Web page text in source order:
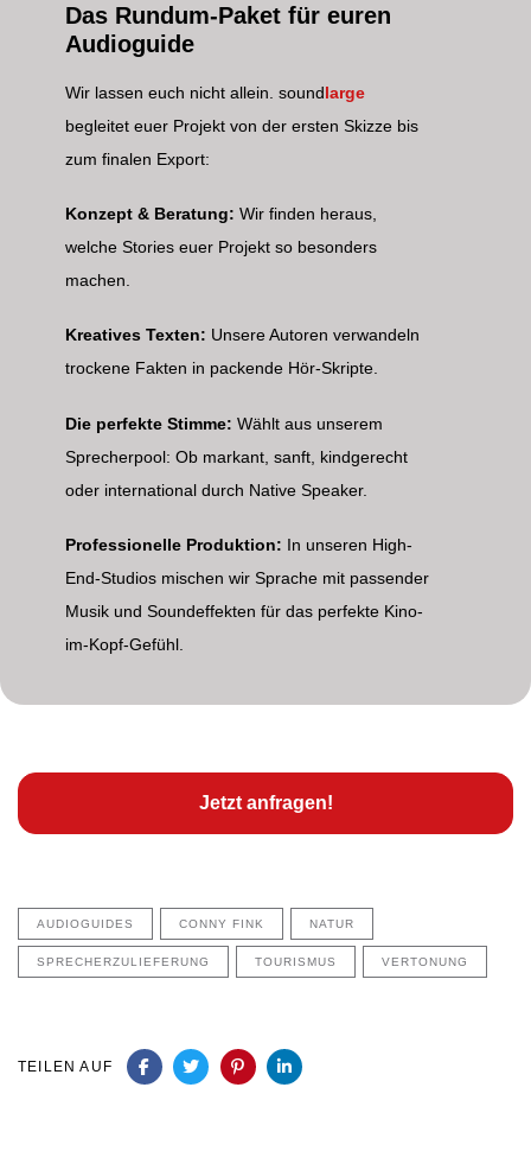
Das Rundum-Paket für euren
Audioguide
Wir lassen euch nicht allein. soundlarge
begleitet euer Projekt von der ersten Skizze bis
zum finalen Export:
Konzept & Beratung: Wir finden heraus,
welche Stories euer Projekt so besonders
machen.
Kreatives Texten: Unsere Autoren verwandeln
trockene Fakten in packende Hör-Skripte.
Die perfekte Stimme: Wählt aus unserem
Sprecherpool: Ob markant, sanft, kindgerecht
oder international durch Native Speaker.
Professionelle Produktion: In unseren High-
End-Studios mischen wir Sprache mit passender
Musik und Soundeffekten für das perfekte Kino-
im-Kopf-Gefühl.
Jetzt anfragen!
AUDIOGUIDES CONNY FINK NATUR
SPRECHERZULIEFERUNG TOURISMUS VERTONUNG
TEILEN AUF